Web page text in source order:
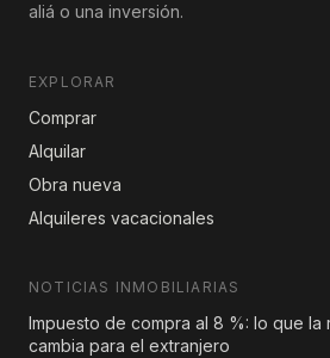
aliá o una inversión.
EXPLORAR
Comprar
Alquilar
Obra nueva
Alquileres vacacionales
NOTICIAS INMOBILIARIAS
Impuesto de compra al 8 %: lo que la
cambia para el extranjero